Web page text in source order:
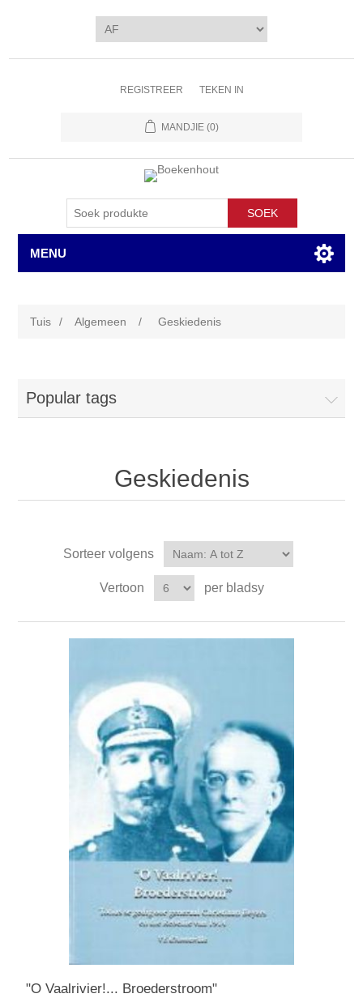
REGISTREER TEKEN IN
MANDJIE (0)
SOEK
MENU
Tuis / Algemeen / Geskiedenis
Popular tags
Geskiedenis
Sorteer volgens
Vertoon per bladsy
"O Vaalrivier!... Broederstroom"